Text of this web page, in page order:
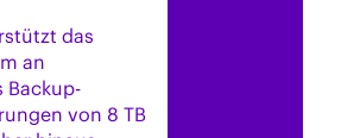
das
an
Backup-
von 8 TB